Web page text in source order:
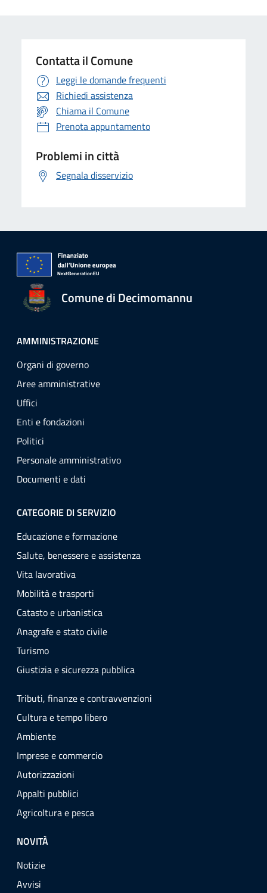
Contatta il Comune
Leggi le domande frequenti
Richiedi assistenza
Chiama il Comune
Prenota appuntamento
Problemi in città
Segnala disservizio
Comune di Decimomannu
AMMINISTRAZIONE
Organi di governo
Aree amministrative
Uffici
Enti e fondazioni
Politici
Personale amministrativo
Documenti e dati
CATEGORIE DI SERVIZIO
Educazione e formazione
Salute, benessere e assistenza
Vita lavorativa
Mobilità e trasporti
Catasto e urbanistica
Anagrafe e stato civile
Turismo
Giustizia e sicurezza pubblica
Tributi, finanze e contravvenzioni
Cultura e tempo libero
Ambiente
Imprese e commercio
Autorizzazioni
Appalti pubblici
Agricoltura e pesca
NOVITÀ
Notizie
Avvisi